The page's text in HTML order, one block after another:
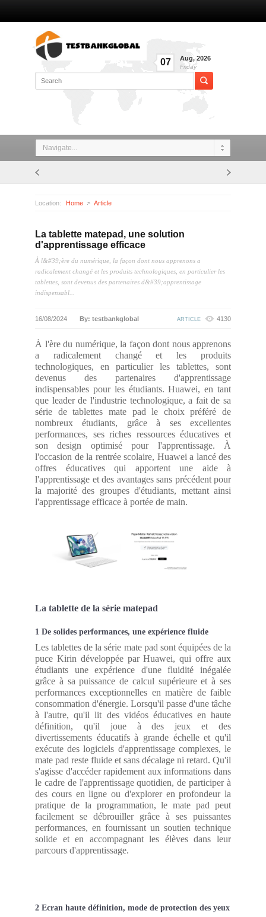
07 Aug, 2026
Friday
Navigate...
Location: Home Article
La tablette matepad, une solution
d'apprentissage efficace
À l&#39;ère du numérique, la façon dont nous apprenons a
radicalement changé et les produits technologiques, en particulier les
tablettes, sont devenus des partenaires d&#39;apprentissage
indispensabl...
16/08/2024 By: testbankglobal ARTICLE 4130
À l'ère du numérique, la façon dont nous apprenons
a radicalement changé et les produits
technologiques, en particulier les tablettes, sont
devenus des partenaires d'apprentissage
indispensables pour les étudiants. Huawei, en tant
que leader de l'industrie technologique, a fait de sa
série de tablettes mate pad le choix préféré de
nombreux étudiants, grâce à ses excellentes
performances, ses riches ressources éducatives et
son design optimisé pour l'apprentissage. À
l'occasion de la rentrée scolaire, Huawei a lancé des
offres éducatives qui apportent une aide à
l'apprentissage et des avantages sans précédent pour
la majorité des groupes d'étudiants, mettant ainsi
l'apprentissage efficace à portée de main.
La tablette de la série matepad
1 De solides performances, une expérience fluide
Les tablettes de la série mate pad sont équipées de la
puce Kirin développée par Huawei, qui offre aux
étudiants une expérience d'une fluidité inégalée
grâce à sa puissance de calcul supérieure et à ses
performances exceptionnelles en matière de faible
consommation d'énergie. Lorsqu'il passe d'une tâche
à l'autre, qu'il lit des vidéos éducatives en haute
définition, qu'il joue à des jeux et des
divertissements éducatifs à grande échelle et qu'il
exécute des logiciels d'apprentissage complexes, le
mate pad reste fluide et sans décalage ni retard. Qu'il
s'agisse d'accéder rapidement aux informations dans
le cadre de l'apprentissage quotidien, de participer à
des cours en ligne ou d'explorer en profondeur la
pratique de la programmation, le mate pad peut
facilement se débrouiller grâce à ses puissantes
performances, en fournissant un soutien technique
solide et en accompagnant les élèves dans leur
parcours d'apprentissage.
2 Ecran haute définition, mode de protection des yeux